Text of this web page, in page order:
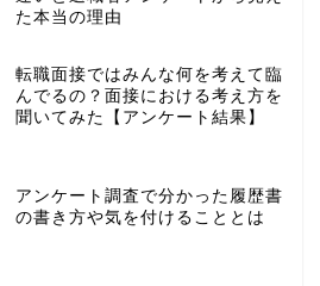
た本当の理由
転職面接ではみんな何を考えて臨
んでるの？面接における考え方を
聞いてみた【アンケート結果】
アンケート調査で分かった履歴書
の書き方や気を付けることとは